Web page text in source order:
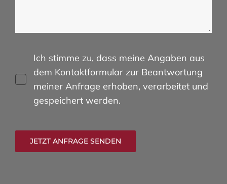
Ich stimme zu, dass meine Angaben aus
dem Kontaktformular zur Beantwortung
meiner Anfrage erhoben, verarbeitet und
gespeichert werden.
JETZT ANFRAGE SENDEN